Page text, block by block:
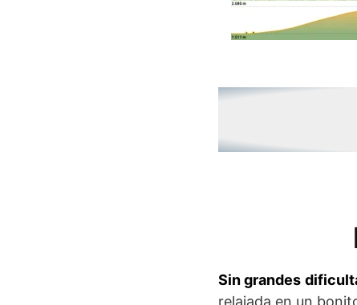
Sin grandes
relajada en un